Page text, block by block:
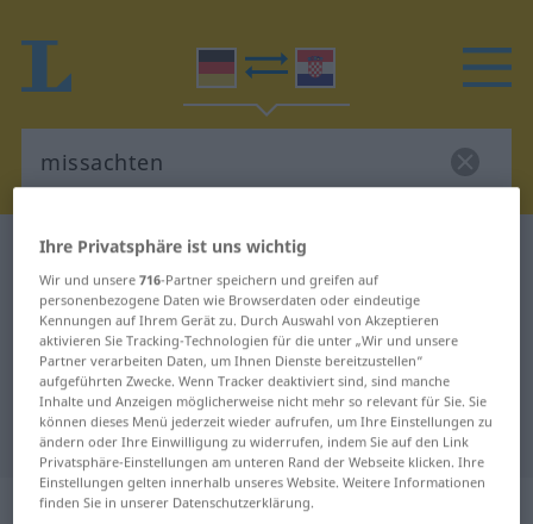
Deutsch-Kroatisch Wörterbuch
Deutsch-Kroatisch Übersetzung für
"missachten"
"missachten" Kroatisch
Übersetzung
„missachten“
Ihre Privatsphäre ist uns wichtig
Wir und unsere716-Partner speichern und greifen auf
personenbezogene Daten wie Browserdaten oder eindeutige
Kennungen auf Ihrem Gerät zu. Durch Auswahl von Akzeptieren
aktivieren Sie Tracking-Technologien für die unter „Wir und unsere
Partner verarbeiten Daten, um Ihnen Dienste bereitzustellen“
aufgeführten Zwecke. Wenn Tracker deaktiviert sind, sind manche
Inhalte und Anzeigen möglicherweise nicht mehr so relevant für Sie. Sie
können dieses Menü jederzeit wieder aufrufen, um Ihre Einstellungen zu
ändern oder Ihre Einwilligung zu widerrufen, indem Sie auf den Link
Privatsphäre-Einstellungen am unteren Rand der Webseite klicken. Ihre
Einstellungen gelten innerhalb unseres Website. Weitere Informationen
finden Sie in unserer Datenschutzerklärung.